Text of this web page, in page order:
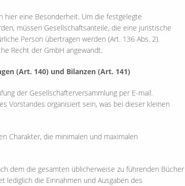
hier eine Besonderheit. Um die festgelegte
müssen Gesellschaftsanteile, die eine juristische
Person übertragen werden (Art. 136 Abs. 2).
Recht der GmbH angewandt.
(Art. 140) und Bilanzen (Art. 141)
der Gesellschafterversammlung per E-mail.
Vorstandes organisiert sein, was bei dieser kleinen
Charakter, die minimalen und maximalen
dem die gesamten üblicherweise zu führenden Bücher
lediglich die Einnahmen und Ausgaben des